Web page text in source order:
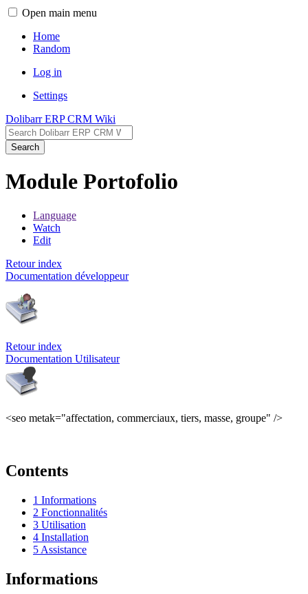
Open main menu
Home
Random
Log in
Settings
Dolibarr ERP CRM Wiki
Search
Module Portofolio
Language
Watch
Edit
Retour index
Documentation développeur
Retour index
Documentation Utilisateur
<seo metak="affectation, commerciaux, tiers, masse, groupe" />
Contents
1 Informations
2 Fonctionnalités
3 Utilisation
4 Installation
5 Assistance
Informations